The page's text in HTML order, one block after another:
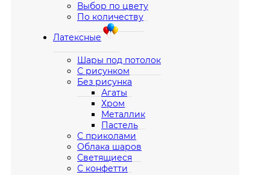
Выбор по цвету
По количеству
Латексные
Шары под потолок
С рисунком
Без рисунка
Агаты
Хром
Металлик
Пастель
С приколами
Облака шаров
Светящиеся
С конфетти